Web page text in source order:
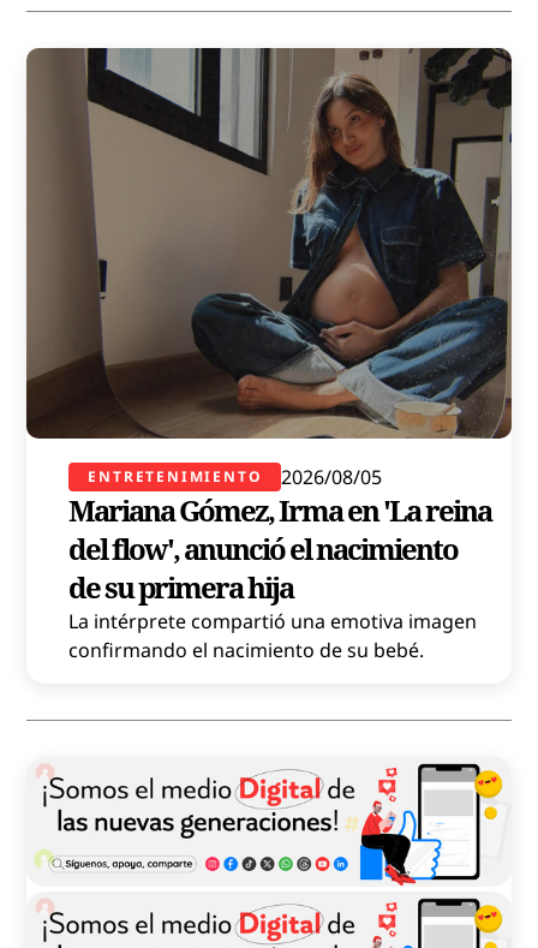
ENTRETENIMIENTO 2026/08/05
Mariana Gómez, Irma en 'La reina
del flow', anunció el nacimiento
de su primera hija
La intérprete compartió una emotiva imagen
confirmando el nacimiento de su bebé.